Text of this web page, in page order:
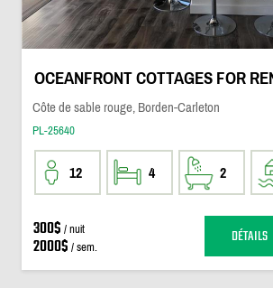
OCEANFRONT COTTAGES FOR
Côte de sable rouge, Borden-Carleton
PL-25640
12 4 2
300$ / nuit
2000$ / sem. DÉTAILS